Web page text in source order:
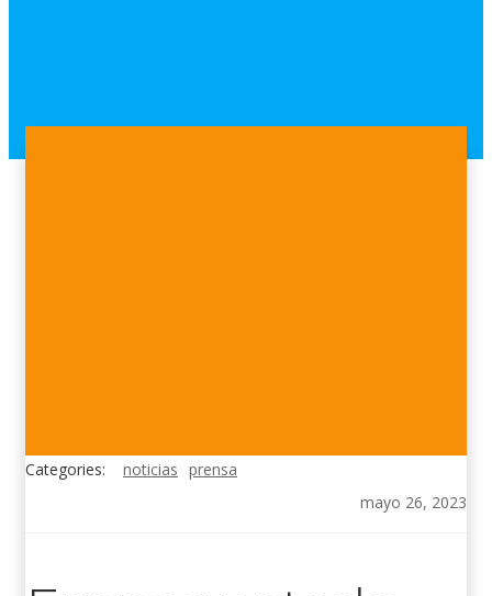
Categories: noticias prensa
mayo 26, 2023